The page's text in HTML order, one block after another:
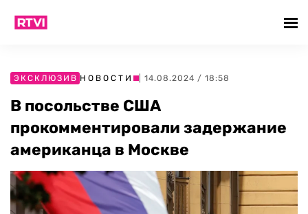
ЭКСКЛЮЗИВ НОВОСТИ | 14.08.2024 / 18:58
В посольстве США
прокомментировали задержание
американца в Москве